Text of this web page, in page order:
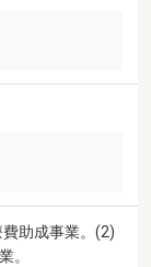
助成事業。(2)
。